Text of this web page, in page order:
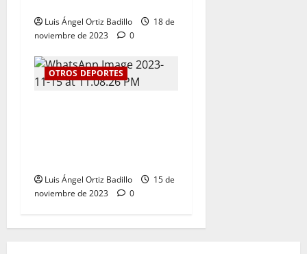
Luis Ángel Ortiz Badillo
18 de
noviembre de 2023
0
OTROS DEPORTES
Luis Ángel Ortiz Badillo
15 de
noviembre de 2023
0